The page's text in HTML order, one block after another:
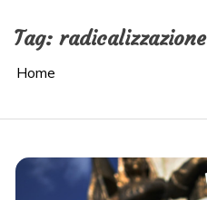
Tag: radicalizzazione
Home